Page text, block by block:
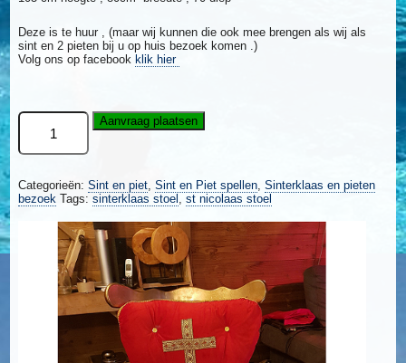
Deze is te huur , (maar wij kunnen die ook mee brengen als wij als
sint en 2 pieten bij u op huis bezoek komen .)
Volg ons op facebook klik hier
Sinterklaas
Aanvraag plaatsen
Categorieën: Sint en piet, Sint en Piet spellen, Sinterklaas en pieten
bezoek Tags: sinterklaas stoel st nicolaas stoel